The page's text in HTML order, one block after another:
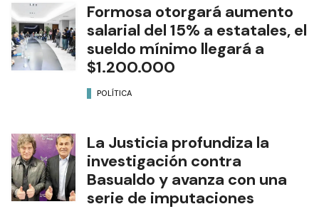
Formosa otorgará aumento
salarial del 15% a estatales, el
sueldo mínimo llegará a
$1.200.000
POLÍTICA
La Justicia profundiza la
investigación contra
Basualdo y avanza con una
serie de imputaciones